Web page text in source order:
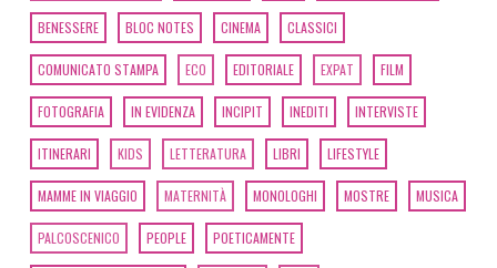
BENESSERE BLOC NOTES CINEMA CLASSICI
COMUNICATO STAMPA ECO EDITORIALE EXPAT FILM
FOTOGRAFIA IN EVIDENZA INCIPIT INEDITI INTERVISTE
ITINERARI KIDS LETTERATURA LIBRI LIFESTYLE
MAMME IN VIAGGIO MATERNITÀ MONOLOGHI MOSTRE MUSICA
PALCOSCENICO PEOPLE POETICAMENTE